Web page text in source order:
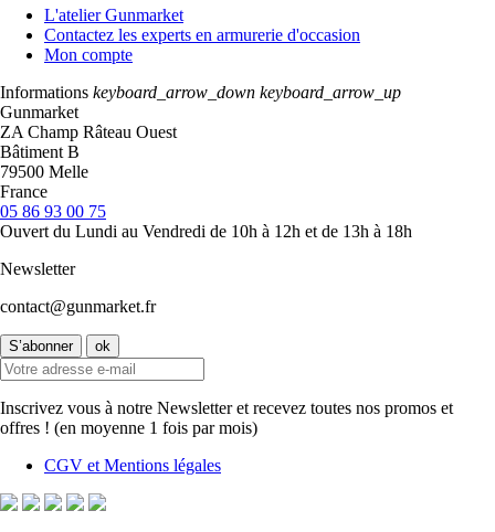
L'atelier Gunmarket
Contactez les experts en armurerie d'occasion
Mon compte
Informations keyboard_arrow_down keyboard_arrow_up
Gunmarket
ZA Champ Râteau Ouest
Bâtiment B
79500 Melle
France
05 86 93 00 75
Ouvert du Lundi au Vendredi de 10h à 12h et de 13h à 18h
Newsletter
contact@gunmarket.fr
Inscrivez vous à notre Newsletter et recevez toutes nos promos et
offres ! (en moyenne 1 fois par mois)
CGV et Mentions légales